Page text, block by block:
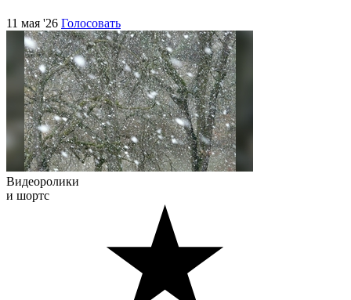
11 мая '26 Голосовать
Видеоролики
и шортс